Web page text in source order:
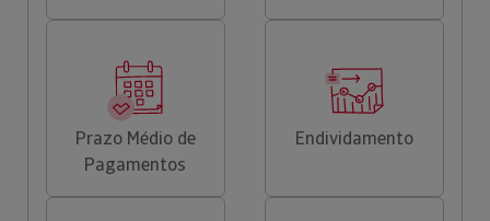
Prazo Médio de
Pagamentos
Endividamento